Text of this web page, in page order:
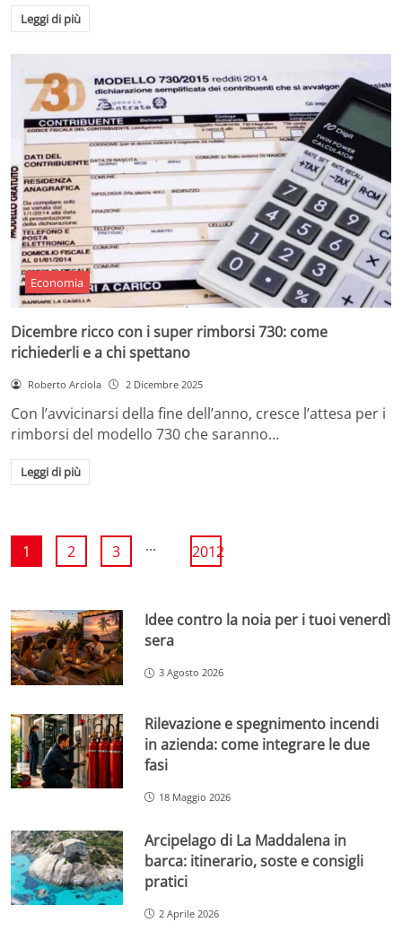
Leggi di più
Economia
Dicembre ricco con i super rimborsi 730: come
richiederli e a chi spettano
Roberto Arciola 2 Dicembre 2025
Con l’avvicinarsi della fine dell’anno, cresce l’attesa per i
rimborsi del modello 730 che saranno…
Leggi di più
1 2 3 ... 2012
Idee contro la noia per i tuoi venerdì
sera
3 Agosto 2026
Rilevazione e spegnimento incendi
in azienda: come integrare le due
fasi
18 Maggio 2026
Arcipelago di La Maddalena in
barca: itinerario, soste e consigli
pratici
2 Aprile 2026